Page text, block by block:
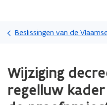
Beslissingen van de
met
laden.
bevindt
Wijziging
regelluw